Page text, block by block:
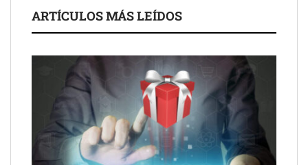
Schaeffler mejora su rentabilidad en el primer semestre de 2026
ARTÍCULOS MÁS LEÍDOS